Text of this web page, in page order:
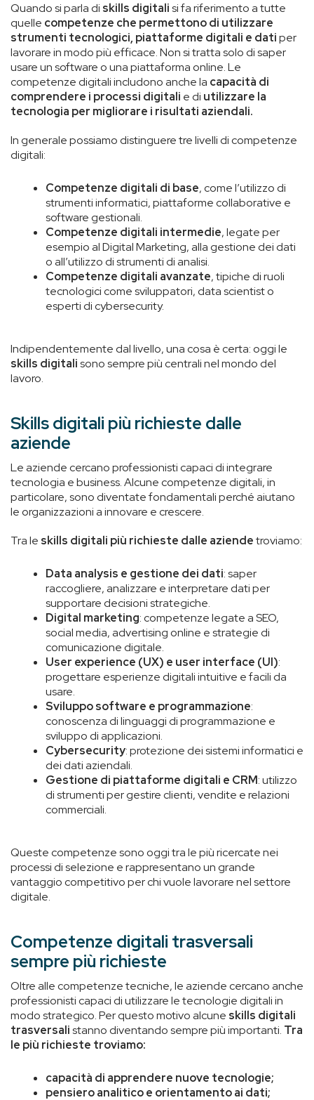
Quando si parla di skills digitalisi fa riferimento a tutte
quelle competenze che permettono di utilizzare
strumenti tecnologici, piattaforme digitali e datiper
lavorare in modo più efficace. Non si tratta solo di saper
usare un software o una piattaforma online. Le
competenze digitali includono anche la capacità di
comprendere i processi digitali e di utilizzare la
tecnologia per migliorare i risultati aziendali.
In generale possiamo distinguere tre livelli di competenze
digitali:
Competenze digitali di base, come l’utilizzo di
strumenti informatici, piattaforme collaborative e
software gestionali.
Competenze digitali intermedie, legate per
esempio al Digital Marketing, alla gestione dei dati
o all’utilizzo di strumenti di analisi.
Competenze digitali avanzate, tipiche di ruoli
tecnologici come sviluppatori, data scientist o
esperti di cybersecurity.
Indipendentemente dal livello, una cosa è certa: oggi le
skills digitalisono sempre più centrali nel mondo del
lavoro.
Skills digitali più richieste dalle
aziende
Le aziende cercano professionisti capaci di integrare
tecnologia e business. Alcune competenze digitali, in
particolare, sono diventate fondamentali perché aiutano
le organizzazioni a innovare e crescere.
Tra le skills digitali più richieste dalle aziendetroviamo:
Data analysis e gestione dei dati: saper
raccogliere, analizzare e interpretare dati per
supportare decisioni strategiche.
Digital marketing: competenze legate a SEO,
social media, advertising online e strategie di
comunicazione digitale.
User experience (UX) e user interface (UI):
progettare esperienze digitali intuitive e facili da
usare.
Sviluppo software e programmazione:
conoscenza di linguaggi di programmazione e
sviluppo di applicazioni.
Cybersecurity: protezione dei sistemi informatici e
dei dati aziendali.
Gestione di piattaforme digitali e CRM: utilizzo
di strumenti per gestire clienti, vendite e relazioni
commerciali.
Queste competenze sono oggi tra le più ricercate nei
processi di selezione e rappresentano un grande
vantaggio competitivo per chi vuole lavorare nel settore
digitale.
Competenze digitali trasversali
sempre più richieste
Oltre alle competenze tecniche, le aziende cercano anche
professionisti capaci di utilizzare le tecnologie digitali in
modo strategico. Per questo motivo alcune skills digitali
trasversalistanno diventando sempre più importanti. Tra
le più richieste troviamo:
capacità di apprendere nuove tecnologie;
pensiero analitico e orientamento ai dati;